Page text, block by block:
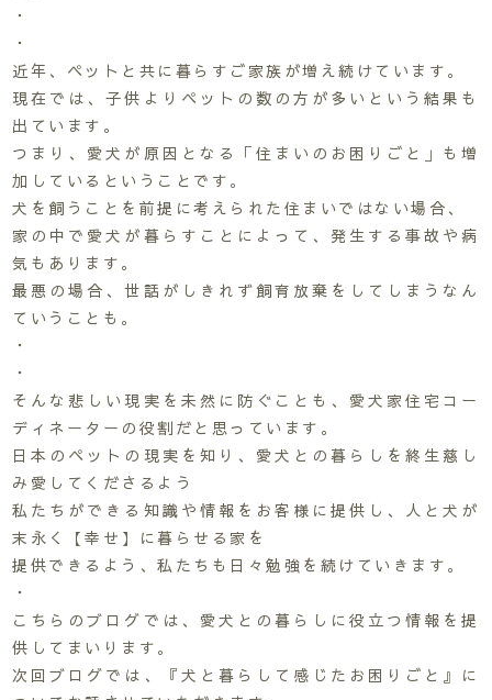
・
・
近年、ペットと共に暮らすご家族が増え続けています。
現在では、子供よりペットの数の方が多いという結果も
出ています。
つまり、愛犬が原因となる「住まいのお困りごと」も増
加しているということです。
犬を飼うことを前提に考えられた住まいではない場合、
家の中で愛犬が暮らすことによって、発生する事故や病
気もあります。
最悪の場合、世話がしきれず飼育放棄をしてしまうなん
ていうことも。
・
・
そんな悲しい現実を未然に防ぐことも、愛犬家住宅コー
ディネーターの役割だと思っています。
日本のペットの現実を知り、愛犬との暮らしを終生慈し
み愛してくださるよう
私たちができる知識や情報をお客様に提供し、人と犬が
末永く【幸せ】に暮らせる家を
提供できるよう、私たちも日々勉強を続けていきます。
・
こちらのブログでは、愛犬との暮らしに役立つ情報を提
供してまいります。
次回ブログでは、『犬と暮らして感じたお困りごと』に